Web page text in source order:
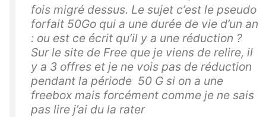
fois migré dessus. Le sujet c’est le pseudo
forfait 50Go qui a une durée de vie d’un an
: ou est ce écrit qu’il y a une réduction ?
Sur le site de Free que je viens de relire, il
y a 3 offres et je ne vois pas de réduction
pendant la période 50 G si on a une
freebox mais forcément comme je ne sais
pas lire j’ai du la rater